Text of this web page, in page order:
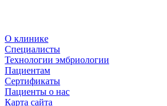
О клинике
Специалисты
Технологии эмбриологии
Пациентам
Сертификаты
Пациенты о нас
Карта сайта